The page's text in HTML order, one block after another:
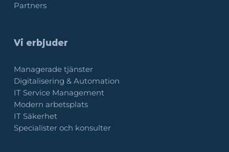
Partners
Vi erbjuder
Managerade tjänster
Digitalisering & Automation
IT Service Management
Modern arbetsplats
IT Säkerhet
Specialister och konsulter